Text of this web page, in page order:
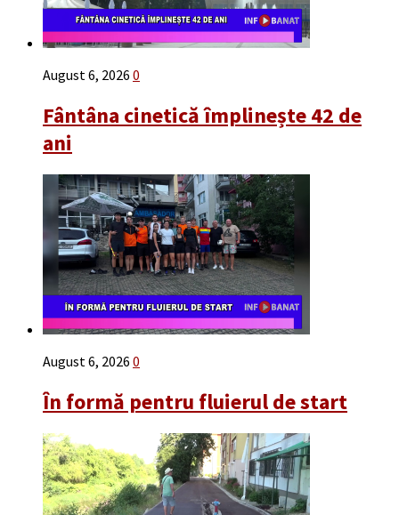
August 6, 2026 0
Fântâna cinetică împlinește 42 de
ani
August 6, 2026 0
În formă pentru fluierul de start